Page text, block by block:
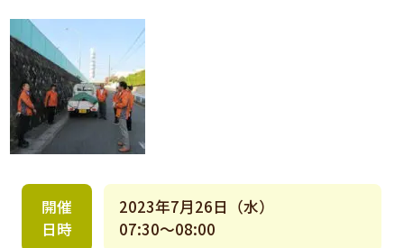
開催
日時
2023年7月26日（水）
07:30～08:00